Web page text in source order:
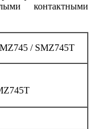
контактными
/ SMZ745T